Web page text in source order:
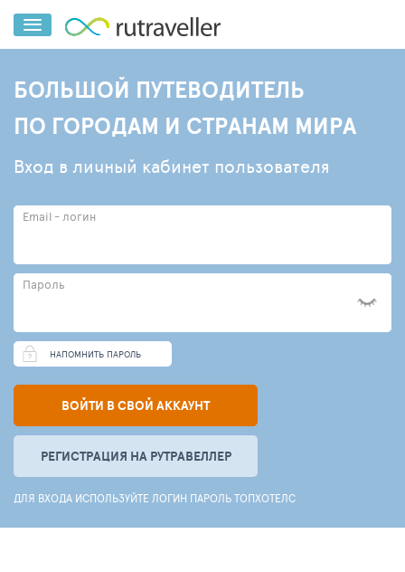
БОЛЬШОЙ ПУТЕВОДИТЕЛЬ
ПО ГОРОДАМ И СТРАНАМ МИРА
Вход в личный кабинет пользователя
Email - логин
Пароль
НАПОМНИТЬ ПАРОЛЬ
ВОЙТИ В СВОЙ АККАУНТ
РЕГИСТРАЦИЯ НА РУТРАВЕЛЛЕР
ДЛЯ ВХОДА ИСПОЛЬЗУЙТЕ ЛОГИН ПАРОЛЬ ТОПХОТЕЛС